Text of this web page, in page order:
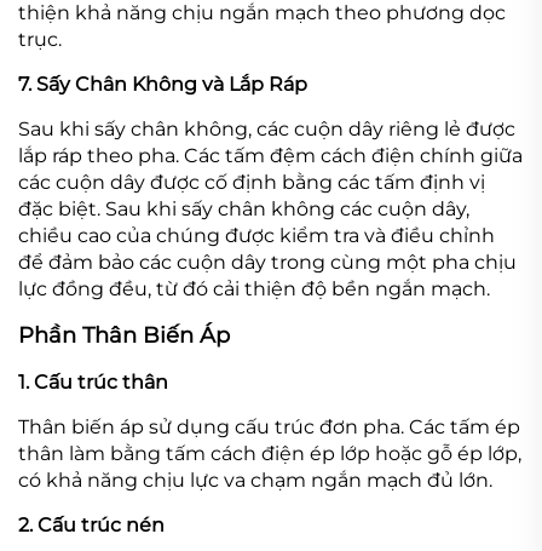
thiện khả năng chịu ngắn mạch theo phương dọc
trục.
7. Sấy Chân Không và Lắp Ráp
Sau khi sấy chân không, các cuộn dây riêng lẻ được
lắp ráp theo pha. Các tấm đệm cách điện chính giữa
các cuộn dây được cố định bằng các tấm định vị
đặc biệt. Sau khi sấy chân không các cuộn dây,
chiều cao của chúng được kiểm tra và điều chỉnh
để đảm bảo các cuộn dây trong cùng một pha chịu
lực đồng đều, từ đó cải thiện độ bền ngắn mạch.
Phần Thân Biến Áp
1. Cấu trúc thân
Thân biến áp sử dụng cấu trúc đơn pha. Các tấm ép
thân làm bằng tấm cách điện ép lớp hoặc gỗ ép lớp,
có khả năng chịu lực va chạm ngắn mạch đủ lớn.
2. Cấu trúc nén